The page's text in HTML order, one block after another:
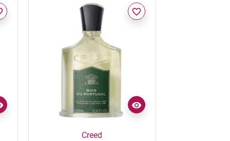
favorite_border
Creed